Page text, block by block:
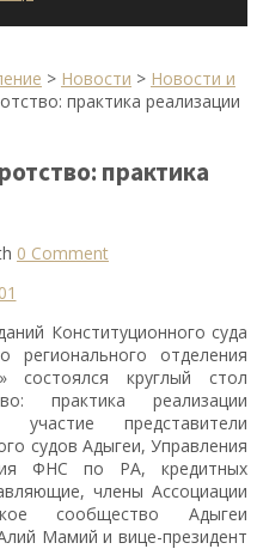
> Новости > Новости и
практика реализации
практика
0 Comment
Конституционного суда
регионального отделения
состоялся круглый стол
практика реализации
представители
судов Адыгеи, Управления
ФНС по РА, кредитных
члены Ассоциации
сообщество Адыгеи
Мамий и вице-президент